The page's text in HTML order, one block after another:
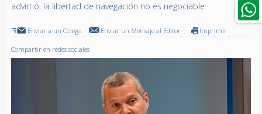
advirtió, la libertad de navegación no es negociable
Enviar a un Colega Enviar un Mensaje al Editor Imprimir
Compartir en redes sociales